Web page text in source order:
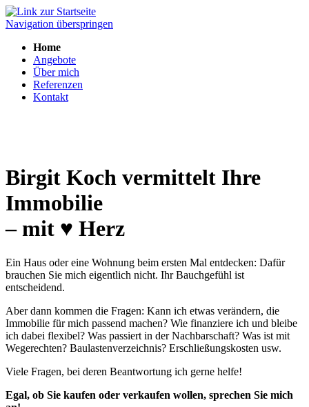
Navigation überspringen
Home
Angebote
Über mich
Referenzen
Kontakt
Birgit Koch vermittelt Ihre
Immobilie
– mit ♥ Herz
Ein Haus oder eine Wohnung beim ersten Mal entdecken: Dafür
brauchen Sie mich eigentlich nicht. Ihr Bauchgefühl ist
entscheidend.
Aber dann kommen die Fragen: Kann ich etwas verändern, die
Immobilie für mich passend machen? Wie finanziere ich und bleibe
ich dabei flexibel? Was passiert in der Nachbarschaft? Was ist mit
Wegerechten? Baulastenverzeichnis? Erschließungskosten usw.
Viele Fragen, bei deren Beantwortung ich gerne helfe!
Egal, ob Sie kaufen oder verkaufen wollen, sprechen Sie mich